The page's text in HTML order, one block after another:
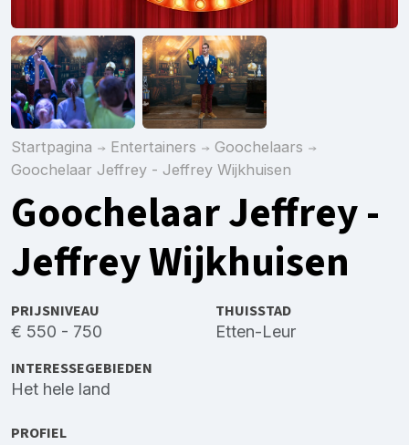
Startpagina Entertainers
Goochelaars
Goochelaar Jeffrey - Jeffrey Wijkhuisen
Goochelaar Jeffrey -
Jeffrey Wijkhuisen
PRIJSNIVEAU
€ 550 - 750
THUISSTAD
Etten-Leur
INTERESSEGEBIEDEN
Het hele land
PROFIEL